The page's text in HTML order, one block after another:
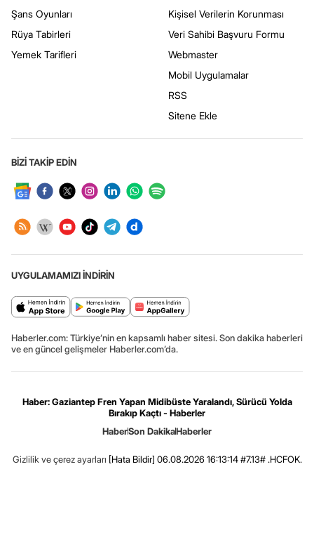
Şans Oyunları
Rüya Tabirleri
Yemek Tarifleri
Kişisel Verilerin Korunması
Veri Sahibi Başvuru Formu
Webmaster
Mobil Uygulamalar
RSS
Sitene Ekle
BİZİ TAKİP EDİN
UYGULAMAMIZI İNDİRİN
Haberler.com: Türkiye’nin en kapsamlı haber sitesi. Son dakika haberleri
ve en güncel gelişmeler Haberler.com’da.
Haber: Gaziantep Fren Yapan Midibüste Yaralandı, Sürücü Yolda
Bırakıp Kaçtı - Haberler
HaberSon DakikaHaberler
Gizlilik ve çerez ayarları [Hata Bildir] 06.08.2026 16:13:14 #7.13# .HCFOK.